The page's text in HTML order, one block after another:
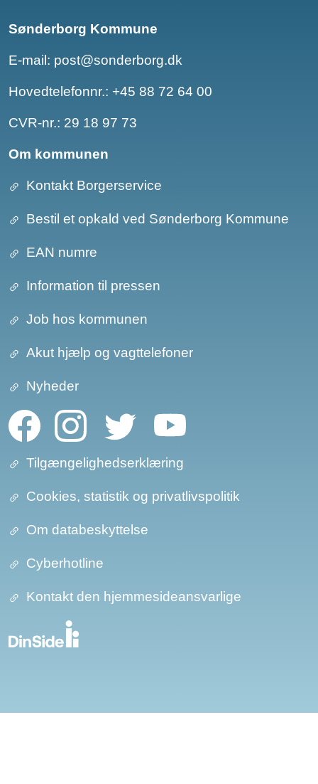
Sønderborg Kommune
E-mail: post@sonderborg.dk
Hovedtelefonnr.: +45 88 72 64 00
CVR-nr.: 29 18 97 73
Om kommunen
Kontakt Borgerservice
Bestil et opkald ved Sønderborg Kommune
EAN numre
Information til pressen
Job hos kommunen
Akut hjælp og vagttelefoner
Nyheder
Tilgængelighedserklæring
Cookies, statistik og privatlivspolitik
Om databeskyttelse​​
Cyberhotline
Kontakt den hjemmesideansvarlige